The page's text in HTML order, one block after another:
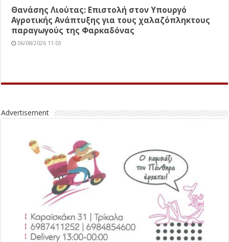
Θανάσης Λιούτας: Επιστολή στον Υπουργό
Αγροτικής Ανάπτυξης για τους χαλαζόπληκτους
παραγωγούς της Φαρκαδόνας
06/08/2026 11:03
Advertisement